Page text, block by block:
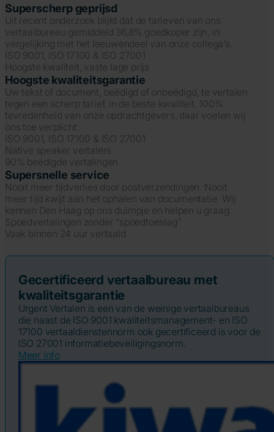
Superscherp geprijsd
Uit recent onderzoek blijkt dat de tarieven van ons
vertaalbureau gemiddeld 36,8% goedkoper zijn, in
vergelijking met het leeuwendeel van onze collega’s.
ISO 9001, ISO 17100 & ISO 27001
Hoogste kwaliteit, vaste lage prijs
Hoogste kwaliteitsgarantie
Uw tekst of document, beëdigd of onbeëdigd, te vertalen
tegen een scherp tarief, in de beste kwaliteit. 100%
tevredenheid van onze opdrachtgevers, daar voelen wij
ons toe verplicht.
ISO 9001, ISO 17100 & ISO 27001
Native speaker vertalers
90% beëdigde vertalingen
Supersnelle service
Nooit meer tijdverlies door postverzendingen. Nooit
meer tijd kwijt aan het ophalen van documentatie. Wij
kennen Den Haag op ons duimpje en helpen u graag.
Spoedvertalingen zonder “spoedtoeslag”
Vaak binnen 24 uur vertaald
Gecertificeerd vertaalbureau met
kwaliteitsgarantie
Urgent Vertalen is een van de weinige vertaalbureaus
die naast de ISO 9001 kwaliteitsmanagement- en ISO
17100 vertaaldienstennorm ook gecertificeerd is voor de
ISO 27001 informatiebeveiligingsnorm.
Meer info